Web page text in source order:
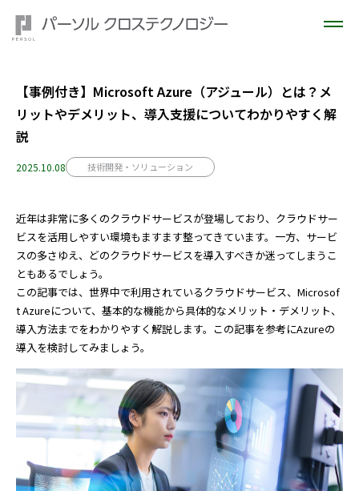
【事例付き】Microsoft Azure（アジュール）とは？メ
リットやデメリット、導入支援についてわかりやすく解
説
2025.10.08 技術開発・ソリューション
近年は非常に多くのクラウドサービスが登場しており、クラウドサー
ビスを活用しやすい環境もますます整ってきています。一方、サービ
スの多さゆえ、どのクラウドサービスを導入すべきか迷ってしまうこ
ともあるでしょう。
この記事では、世界中で利用されているクラウドサービス、Microsof
t Azureについて、基本的な機能から具体的なメリット・デメリット、
導入方法までをわかりやすく解説します。この記事を参考にAzureの
導入を検討してみましょう。